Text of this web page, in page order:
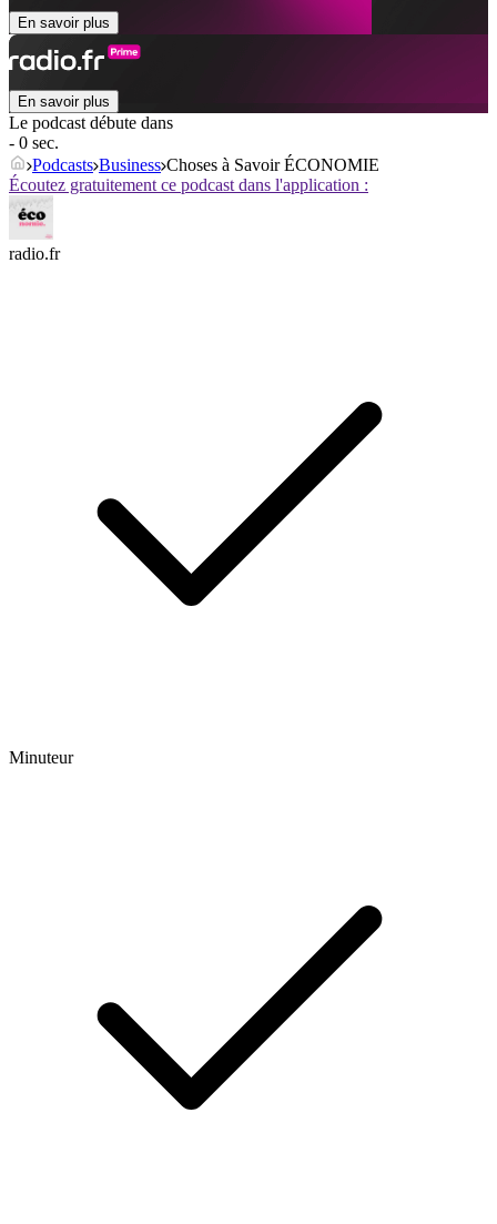
En savoir plus
En savoir plus
Le podcast débute dans
- 0 sec.
Podcasts Business Choses à Savoir ÉCONOMIE
Écoutez gratuitement ce podcast dans l'application :
radio.fr
Minuteur